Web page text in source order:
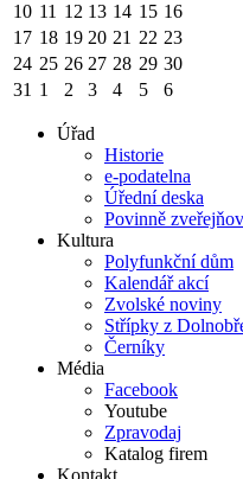
10 11 12 13 14 15 16
17 18 19 20 21 22 23
24 25 26 27 28 29 30
31 1 2 3 4 5 6
Úřad
Historie
e-podatelna
Úřední deska
Povinně
Kultura
Polyfunkční dům
Kalendář akcí
Zvolské noviny
Střípky z
Černíky
Média
Facebook
Youtube
Zpravodaj
Katalog firem